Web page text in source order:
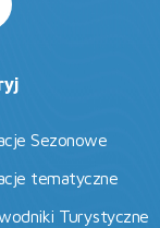
Sezonowe
tematyczne
Turystyczne